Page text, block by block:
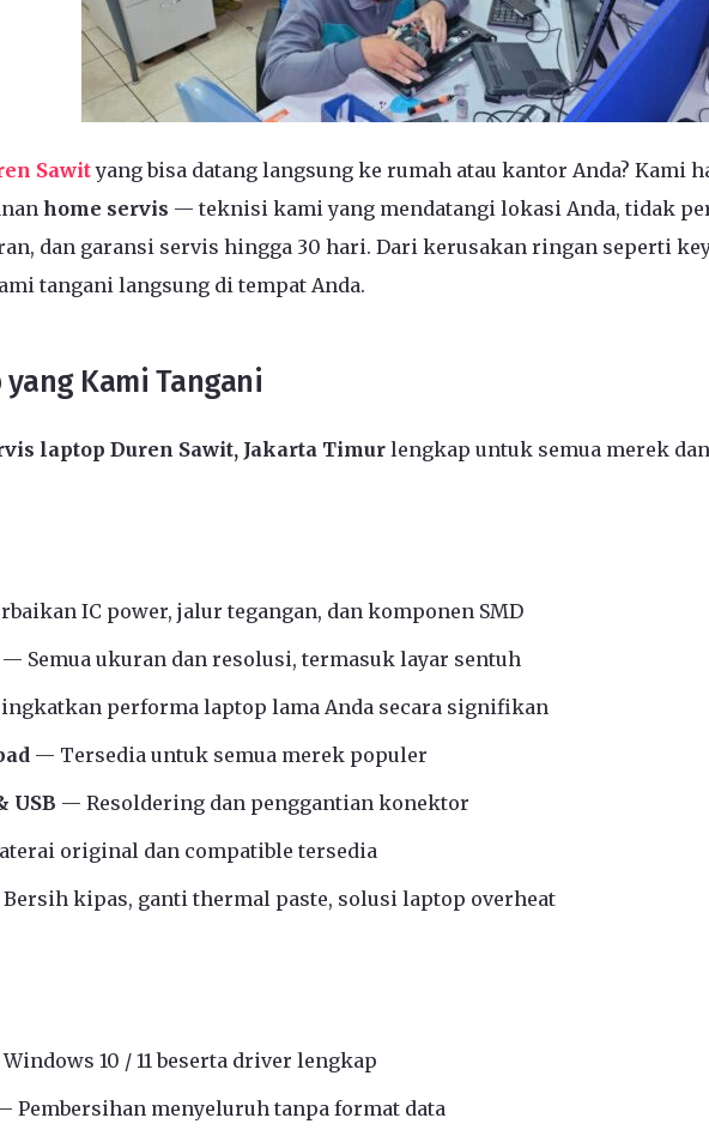
Sawityang bisa datang langsung ke rumah atau kantor Anda?
home servis — teknisi kami yang mendatangi lokasi Anda, tidak
dan garansi servis hingga 30 hari. Dari kerusakan ringan seperti
tangani langsung di tempat Anda.
Kami Tangani
laptop Duren Sawit, Jakarta Timur lengkap untuk semua merek
IC power, jalur tegangan, dan komponen SMD
— Semua ukuran dan resolusi, termasuk layar sentuh
performa laptop lama Anda secara signifikan
— Tersedia untuk semua merek populer
USB — Resoldering dan penggantian konektor
original dan compatible tersedia
kipas, ganti thermal paste, solusi laptop overheat
10 / 11 beserta driver lengkap
Pembersihan menyeluruh tanpa format data